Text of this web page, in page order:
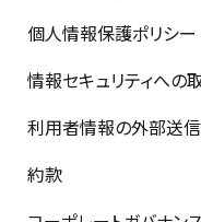
個人情報保護ポリシー
情報セキュリティへの
利用者情報の外部送
約款